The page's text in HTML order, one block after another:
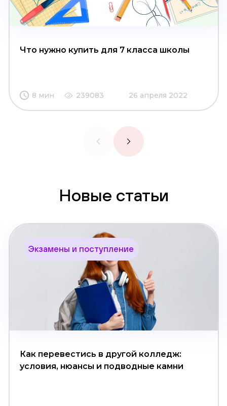
Что нужно купить для 7 класса школы
8 мин 239083 26 апреля 2022
Новые статьи
Экзамены и поступление
Как перевестись в другой колледж:
условия, нюансы и подводные камни